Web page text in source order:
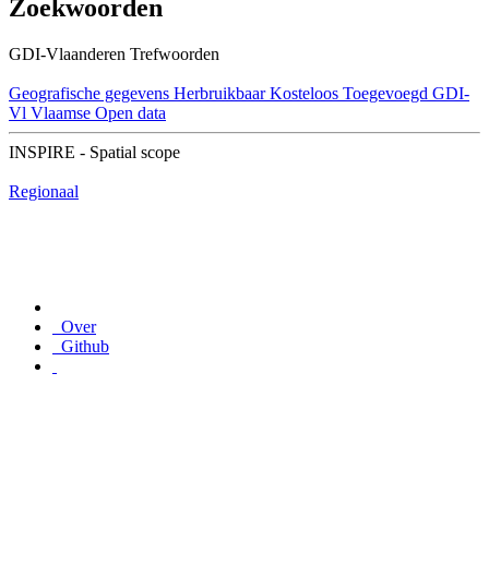
Zoekwoorden
GDI-Vlaanderen Trefwoorden
Geografische gegevens Herbruikbaar Kosteloos Toegevoegd GDI-
Vl Vlaamse Open data
INSPIRE - Spatial scope
Regionaal
Over
Github